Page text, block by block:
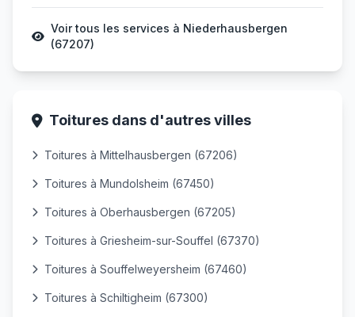
Voir tous les services à Niederhausbergen
(67207)
Toitures dans d'autres villes
Toitures à Mittelhausbergen (67206)
Toitures à Mundolsheim (67450)
Toitures à Oberhausbergen (67205)
Toitures à Griesheim-sur-Souffel (67370)
Toitures à Souffelweyersheim (67460)
Toitures à Schiltigheim (67300)